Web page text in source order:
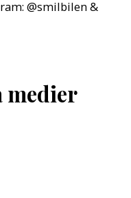
@smilbilen &
medier